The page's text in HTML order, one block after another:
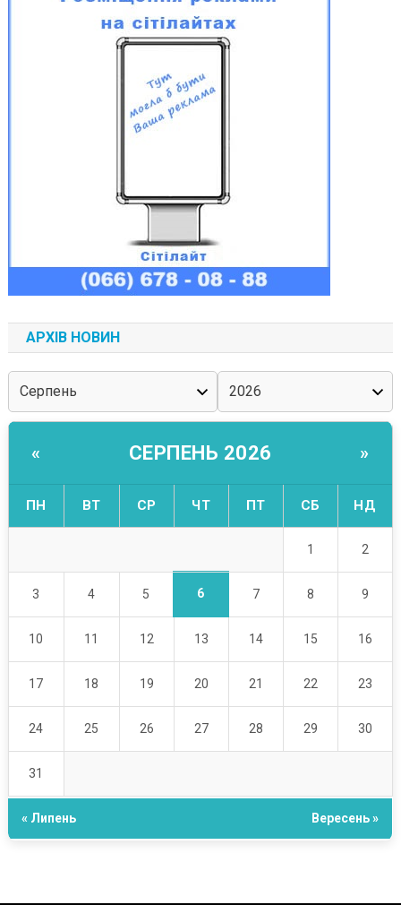
АРХІВ НОВИН
« СЕРПЕНЬ 2026 »
ПН ВТ СР ЧТ ПТ СБ НД
1 2
3 4 5 6 7 8 9
10 11 12 13 14 15 16
17 18 19 20 21 22 23
24 25 26 27 28 29 30
31
« Липень Вересень »